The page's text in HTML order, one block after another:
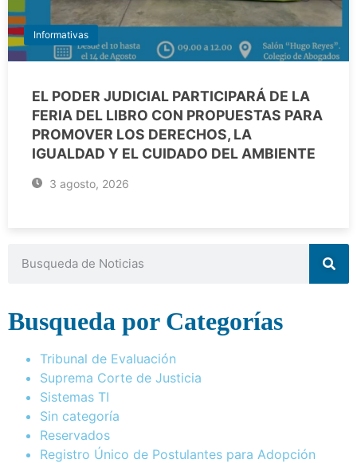
Informativas
EL PODER JUDICIAL PARTICIPARÁ DE LA
FERIA DEL LIBRO CON PROPUESTAS PARA
PROMOVER LOS DERECHOS, LA
IGUALDAD Y EL CUIDADO DEL AMBIENTE
3 agosto, 2026
Busqueda por Categorías
Tribunal de Evaluación
Suprema Corte de Justicia
Sistemas TI
Sin categoría
Reservados
Registro Único de Postulantes para Adopción